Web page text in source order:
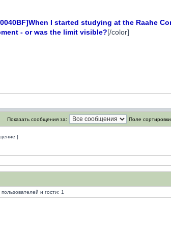
I started studying at the Raahe
- or was the limit visible? [/color]
Показать сообщения за: Поле сортировки
]
и гости: 1